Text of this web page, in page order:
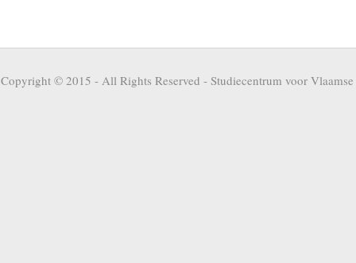
Copyright © 2015 - All Rights Reserved - Studiecentrum voor